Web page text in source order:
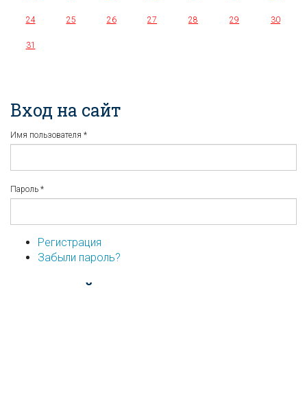
24 25 26 27 28 29 30
31
Вход на сайт
Имя пользователя *
Пароль *
Регистрация
Забыли пароль?
...или войдите используя